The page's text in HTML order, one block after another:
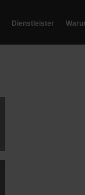
Dienstleister